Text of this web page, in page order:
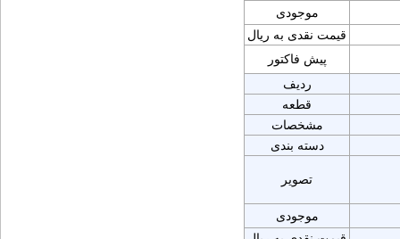
موجودی
قیمت نقدی به ریال
پیش فاکتور
ردیف
قطعه
مشخصات
دسته بندی
تصویر
موجودی